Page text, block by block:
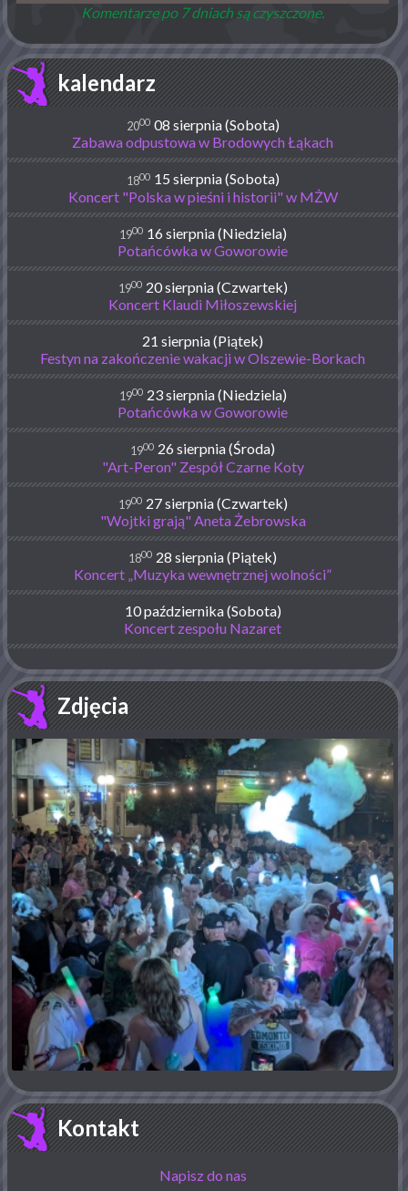
Komentarze po 7 dniach są czyszczone.
kalendarz
2000 08 sierpnia (Sobota)
Zabawa odpustowa w Brodowych Łąkach
1800 15 sierpnia (Sobota)
Koncert "Polska w pieśni i historii" w MŻW
1900 16 sierpnia (Niedziela)
Potańcówka w Goworowie
1900 20 sierpnia (Czwartek)
Koncert Klaudi Miłoszewskiej
21 sierpnia (Piątek)
Festyn na zakończenie wakacji w Olszewie-Borkach
1900 23 sierpnia (Niedziela)
Potańcówka w Goworowie
1900 26 sierpnia (Środa)
"Art-Peron" Zespół Czarne Koty
1900 27 sierpnia (Czwartek)
"Wojtki grają" Aneta Żebrowska
1800 28 sierpnia (Piątek)
Koncert „Muzyka wewnętrznej wolności”
10 października (Sobota)
Koncert zespołu Nazaret
Zdjęcia
Kontakt
Napisz do nas